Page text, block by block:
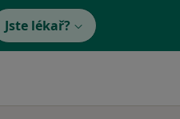
Jste lékař?